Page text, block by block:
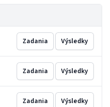
Zadania Výsledky
Zadania Výsledky
Zadania Výsledky